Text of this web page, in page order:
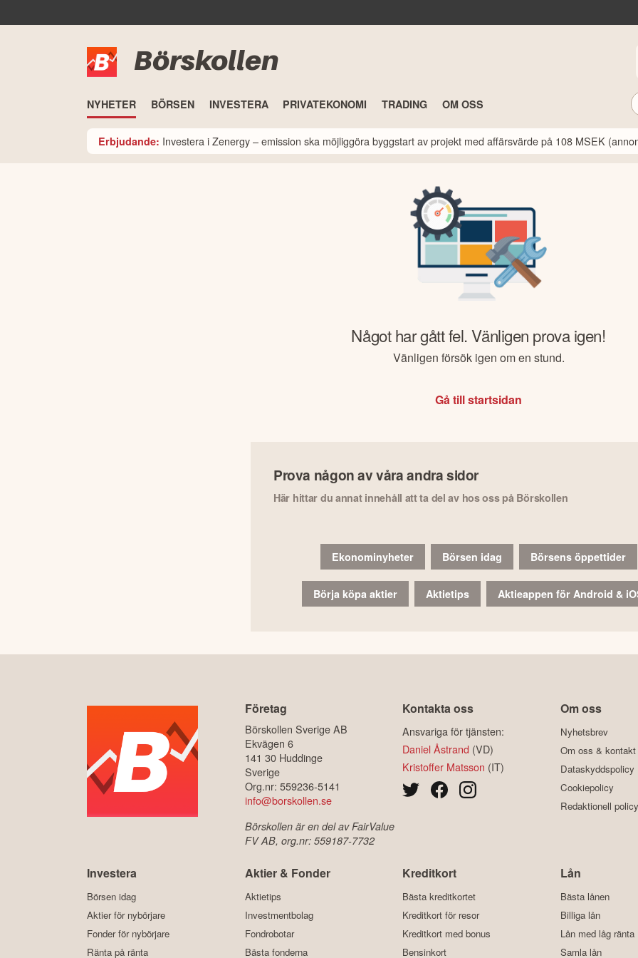
Börskollen
NYHETER BÖRSEN INVESTERA PRIVATEKONOMI TRADING OM OSS
Erbjudande: Investera i Zenergy – emission ska möjliggöra byggstart av projekt med affärsvärde på 108 MSEK
Något har gått fel. Vänligen prova igen!
Vänligen försök igen om en stund.
Gå till startsidan
Prova någon av våra andra sidor
Här hittar du annat innehåll att ta del av hos oss på Börskollen
Ekonominyheter Börsen idag Börsens öppettider
Börja köpa aktier Aktietips Aktieappen för Android &
Företag
Börskollen Sverige AB
Ekvägen 6
141 30 Huddinge
Sverige
Org.nr: 559236-5141
info@borskollen.se
Börskollen är en del av FairValue
FV AB, org.nr: 559187-7732
Kontakta oss
Ansvariga för tjänsten:
Daniel Åstrand (VD)
Kristoffer Matsson (IT)
Om oss
Nyhetsbrev
Om oss & kontakt
Dataskyddspolicy
Cookiepolicy
Redaktionell policy
Investera
Börsen idag
Aktier för nybörjare
Fonder för nybörjare
Ränta på ränta
Aktier & Fonder
Aktietips
Investmentbolag
Fondrobotar
Bästa fonderna
Kreditkort
Bästa kreditkortet
Kreditkort för resor
Kreditkort med bonus
Bensinkort
Lån
Bästa lånen
Billiga lån
Lån med låg ränta
Samla lån